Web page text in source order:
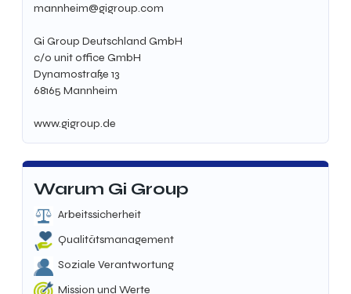
mannheim@gigroup.com
Gi Group Deutschland GmbH
c/o unit office GmbH
Dynamostraße 13
68165 Mannheim
www.gigroup.de
Warum Gi Group
Arbeitssicherheit
Qualitätsmanagement
Soziale Verantwortung
Mission und Werte